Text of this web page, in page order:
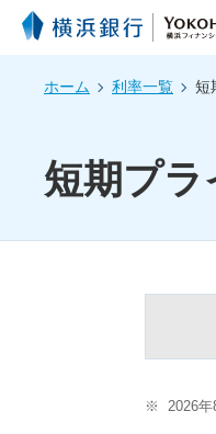
ホーム 利率一覧 短
短期プラ
※ 2026年